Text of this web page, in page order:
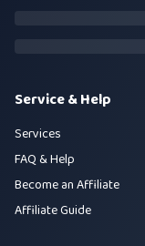
Service & Help
Services
FAQ & Help
Become an Affiliate
Affiliate Guide